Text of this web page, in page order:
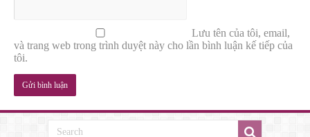
Lưu tên của tôi, email,
và trang web trong trình duyệt này cho lần bình luận kế tiếp của
tôi.